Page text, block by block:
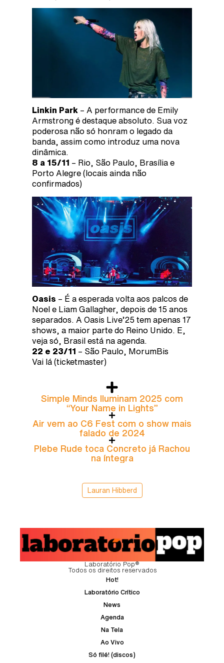
Linkin Park – A performance de Emily
Armstrong é destaque absoluto. Sua voz
poderosa não só honram o legado da
banda, assim como introduz uma nova
dinâmica.
8 a 15/11 – Rio, São Paulo, Brasília e
Porto Alegre (locais ainda não
confirmados)
Oasis – É a esperada volta aos palcos de
Noel e Liam Gallagher, depois de 15 anos
separados. A Oasis Live’25 tem apenas 17
shows, a maior parte do Reino Unido. E,
veja só, Brasil está na agenda.
22 e 23/11 – São Paulo, MorumBis
Vai lá (ticketmaster)
Simple Minds Iluminam 2025 com
“Your Name in Lights”
Air vem ao C6 Fest com o show mais
falado de 2024
Plebe Rude toca Concreto já Rachou
na íntegra
Lauran Hibberd
Laboratório Pop®
Todos os direitos reservados
Hot!
Laboratório Crítico
News
Agenda
Na Tela
Ao Vivo
Só filé! (discos)